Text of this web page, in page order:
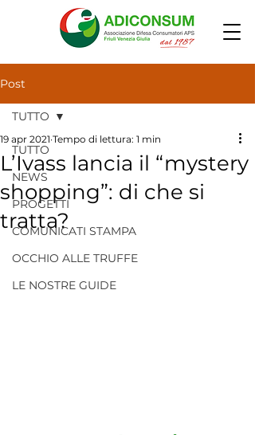
Post
TUTTO
NEWS
PROGETTI
COMUNICATI STAMPA
OCCHIO ALLE TRUFFE
LE NOSTRE GUIDE
TUTTO
L’Ivass lancia il “mystery
shopping”: di che si
tratta?
19 apr 2021 Tempo di lettura: 1 min